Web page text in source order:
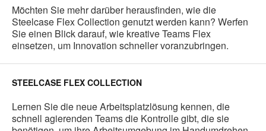
Möchten Sie mehr darüber herausfinden, wie die
Steelcase Flex Collection genutzt werden kann? Werfen
Sie einen Blick darauf, wie kreative Teams Flex
einsetzen, um Innovation schneller voranzubringen.
STEELCASE FLEX COLLECTION
Lernen Sie die neue Arbeitsplatzlösung kennen, die
schnell agierenden Teams die Kontrolle gibt, die sie